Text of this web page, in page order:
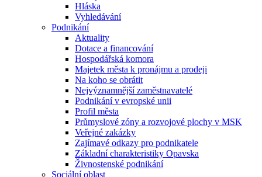
Hláska
Vyhledávání
Podnikání
Aktuality
Dotace a financování
Hospodářská komora
Majetek města k pronájmu a prodeji
Na koho se obrátit
Nejvýznamnější zaměstnavatelé
Podnikání v evropské unii
Profil města
Průmyslové zóny a rozvojové plochy v MSK
Veřejné zakázky
Zajímavé odkazy pro podnikatele
Základní charakteristiky Opavska
Živnostenské podnikání
Sociální oblast